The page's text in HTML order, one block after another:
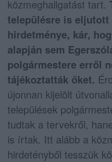
közmeghallgatást tart.
településre is eljutott
hirdetménye, kár,
alapján sem
polgármestere erről
tájékoztatták őket.
újonnan kijelölt
települések
tudtak a tervekről,
is írtak. Itt alább a
hirdetényből tesszük